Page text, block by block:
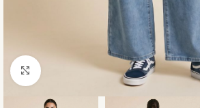
Click to enlarge